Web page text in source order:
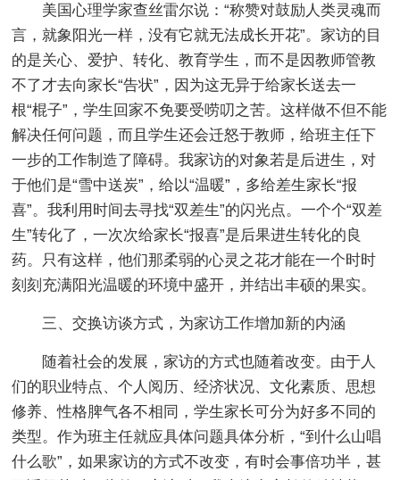
美国心理学家查丝雷尔说：“称赞对鼓励人类灵魂而
言，就象阳光一样，没有它就无法成长开花”。家访的目
的是关心、爱护、转化、教育学生，而不是因教师管教
不了才去向家长“告状”，因为这无异于给家长送去一
根“棍子”，学生回家不免要受唠叨之苦。这样做不但不能
解决任何问题，而且学生还会迁怒于教师，给班主任下
一步的工作制造了障碍。我家访的对象若是后进生，对
于他们是“雪中送炭”，给以“温暖”，多给差生家长“报
喜”。我利用时间去寻找“双差生”的闪光点。一个个“双差
生”转化了，一次次给家长“报喜”是后果进生转化的良
药。只有这样，他们那柔弱的心灵之花才能在一个时时
刻刻充满阳光温暖的环境中盛开，并结出丰硕的果实。
三、交换访谈方式，为家访工作增加新的内涵
随着社会的发展，家访的方式也随着改变。由于人
们的职业特点、个人阅历、经济状况、文化素质、思想
修养、性格脾气各不相同，学生家长可分为好多不同的
类型。作为班主任就应具体问题具体分析，“到什么山唱
什么歌”，如果家访的方式不改变，有时会事倍功半，甚